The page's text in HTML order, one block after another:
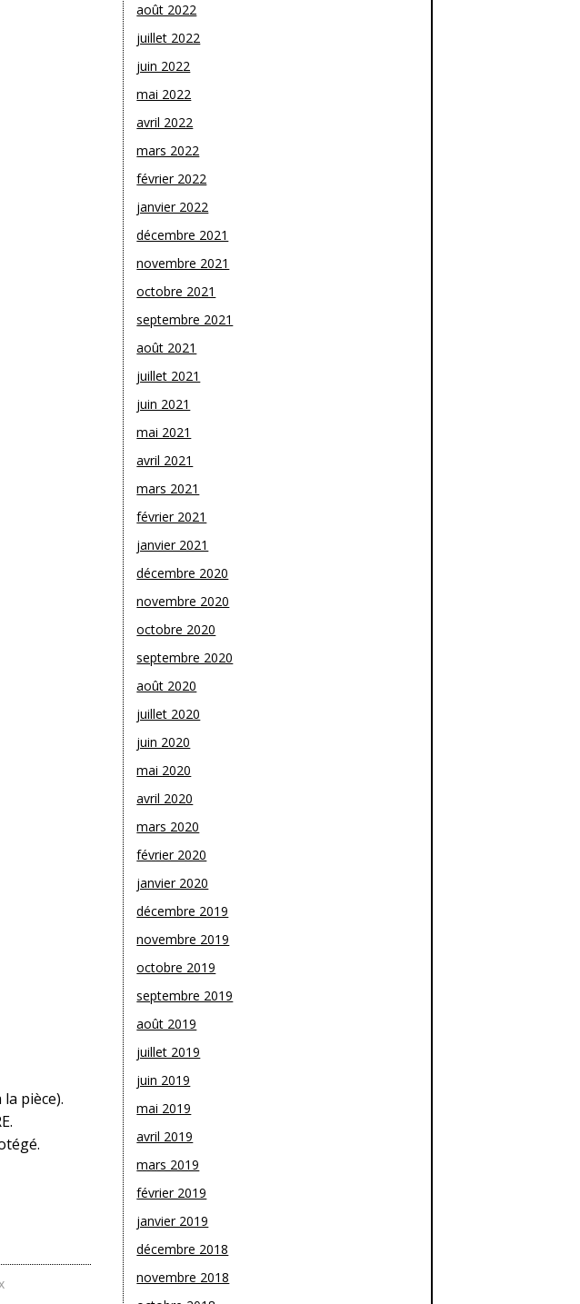
pièce).
août 2022
juillet 2022
juin 2022
mai 2022
avril 2022
mars 2022
février 2022
janvier 2022
décembre 2021
novembre 2021
octobre 2021
septembre 2021
août 2021
juillet 2021
juin 2021
mai 2021
avril 2021
mars 2021
février 2021
janvier 2021
décembre 2020
novembre 2020
octobre 2020
septembre 2020
août 2020
juillet 2020
juin 2020
mai 2020
avril 2020
mars 2020
février 2020
janvier 2020
décembre 2019
novembre 2019
octobre 2019
septembre 2019
août 2019
juillet 2019
juin 2019
mai 2019
avril 2019
mars 2019
février 2019
janvier 2019
décembre 2018
novembre 2018